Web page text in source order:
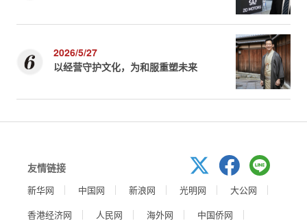
2026/5/27
以经营守护文化，为和服重塑未来
友情链接
新华网 中国网 新浪网 光明网
大公网
香港经济网
人民网 海外网
中国侨网